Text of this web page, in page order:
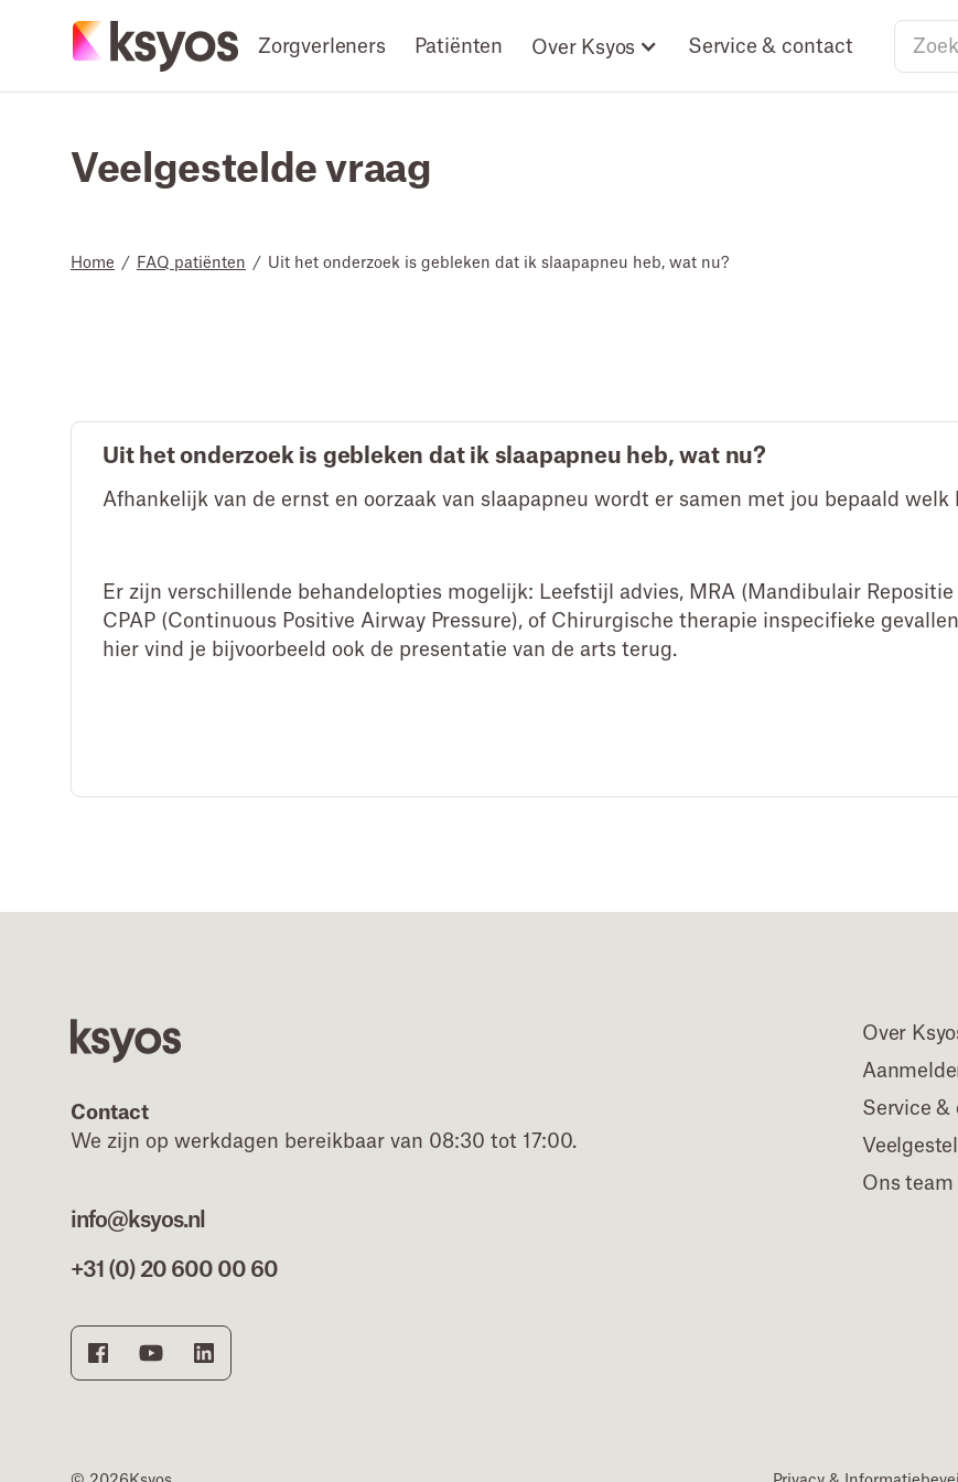
Zorgverleners Patiënten Over Ksyos Service & contact
Veelgestelde vraag
Home / FAQ patiënten / Uit het onderzoek is gebleken dat ik slaapapneu heb, wat nu?
Uit het onderzoek is gebleken dat ik slaapapneu heb, wat nu?
Afhankelijk van de ernst en oorzaak van slaapapneu wordt er samen met jou bepaald
Er zijn verschillende behandelopties mogelijk: Leefstijl advies, MRA (Mandibulair
CPAP (Continuous Positive Airway Pressure), of Chirurgische therapie inspecifieke
hier vind je bijvoorbeeld ook de presentatie van de arts terug.
Contact
We zijn op werkdagen bereikbaar van 08:30 tot 17:00.
info@ksyos.nl
+31 (0) 20 600 00 60
Over
Service &
Ons team